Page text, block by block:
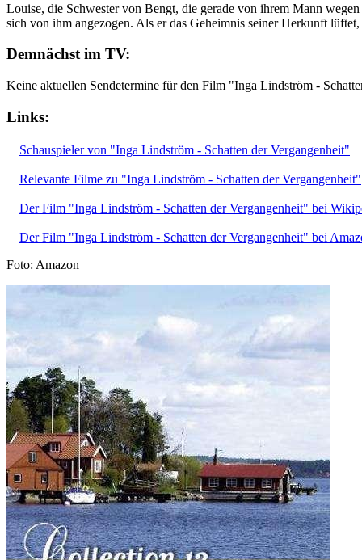
Louise, die Schwester von Bengt, die gerade von ihrem Mann
sich von ihm angezogen. Als er das Geheimnis seiner Herkunft
Demnächst im TV:
Keine aktuellen Sendetermine für den Film "Inga Lindström -
Links:
Schauspieler von "Inga Lindström - Schatten der Vergangenheit"
Relevante Filme zu "Inga Lindström - Schatten der Vergangenheit"
Der Film "Inga Lindström - Schatten der Vergangenheit" bei
Der Film "Inga Lindström - Schatten der Vergangenheit" bei
Foto: Amazon